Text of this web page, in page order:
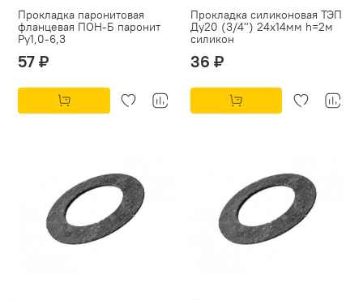
Прокладка паронитовая
фланцевая ПОН-Б паронит
Py1,0-6,3
57 ₽
Прокладка силиконовая ТЭП
Ду20 (3/4") 24х14мм h=2м
силикон
36 ₽